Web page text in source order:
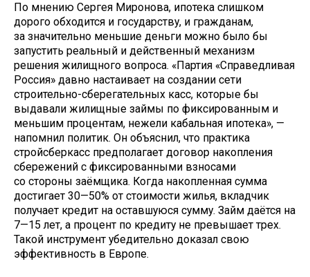
По мнению Сергея Миронова, ипотека слишком
дорого обходится и государству, и гражданам,
за значительно меньшие деньги можно было бы
запустить реальный и действенный механизм
решения жилищного вопроса. «Партия «Справедливая
Россия» давно настаивает на создании сети
строительно-сберегательных касс, которые бы
выдавали жилищные займы по фиксированным и
меньшим процентам, нежели кабальная ипотека», —
напомнил политик. Он объяснил, что практика
стройсберкасс предполагает договор накопления
сбережений с фиксированными взносами
со стороны заёмщика. Когда накопленная сумма
достигает 30—50% от стоимости жилья, вкладчик
получает кредит на оставшуюся сумму. Займ даётся на
7—15 лет, а процент по кредиту не превышает трех.
Такой инструмент убедительно доказал свою
эффективность в Европе.